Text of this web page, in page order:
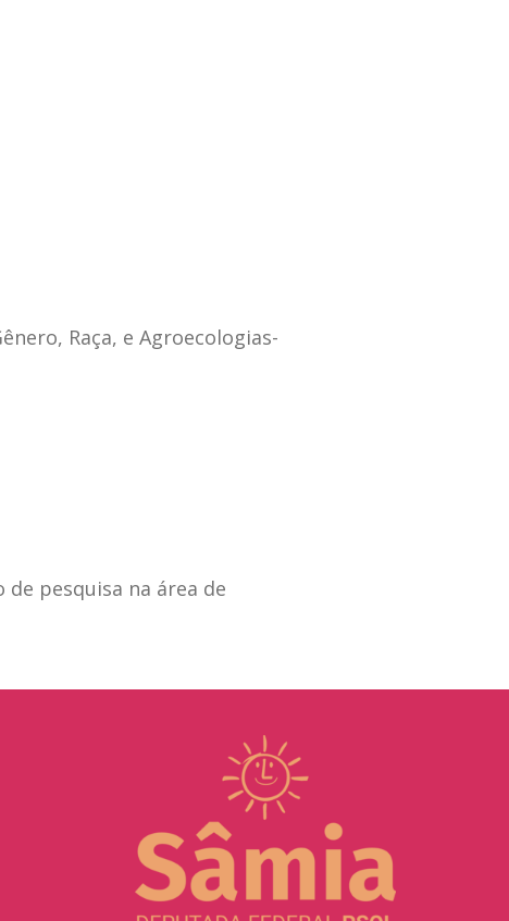
Raça, e Agroecologias-
pesquisa na área de